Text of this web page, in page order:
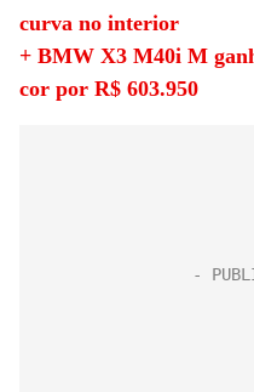
curva no interior
+ BMW X3 M40i M
cor por R$ 603.950